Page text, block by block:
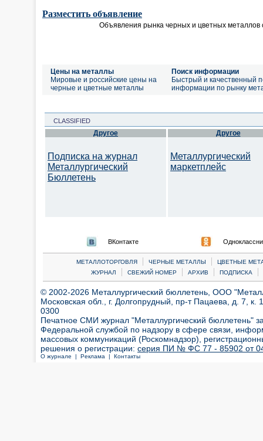
Разместить объявление
Объявления рынка черных и цветных металлов
Цены на металлы
Мировые и российские цены на
черные и цветные металлы
Поиск информации
Быстрый и качественный
информации по рынку
CLASSIFIED
Другое
Подписка на журнал
Металлургический
Бюллетень
Другое
Металлургический
маркетплейс
ВКонтакте
МЕТАЛЛОТОРГОВЛЯ | ЧЕРНЫЕ МЕТАЛЛЫ |
ЦВЕТНЫЕ
ЖУРНАЛ
| СВЕЖИЙ НОМЕР | АРХИВ | ПОДПИСКА |
© 2002-2026 Металлургический бюллетень, ООО
Московская обл., г. Долгопрудный, пр-т Пацаева, д. 7,
0300
Печатное СМИ журнал "Металлургический бюллетень"
Федеральной службой по надзору в сфере связи,
массовых коммуникаций (Роскомнадзор),
решения о регистрации: серия ПИ № ФС 77 - 85902 от 04
О журнале | Реклама | Контакты